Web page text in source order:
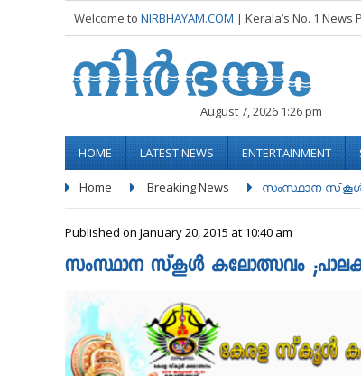
Welcome to NIRBHAYAM.COM | Kerala’s No. 1 News
August 7, 2026 1:26 pm
HOME LATEST NEWS ENTERTAINMENT
Home Breaking News സംസ്ഥാന സ്‌കൂള്‍
Published on January 20, 2015 at 10:40 am
സംസ്ഥാന സ്‌കൂള്‍ കലോത്സവം